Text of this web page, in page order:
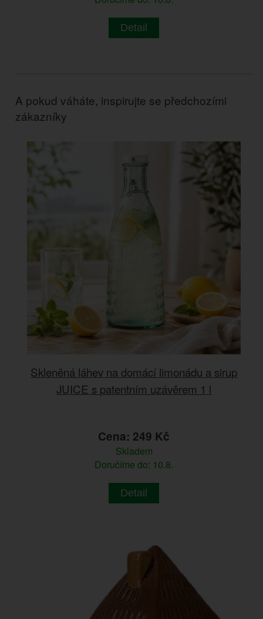
Detail
A pokud váháte, inspirujte se předchozími
zákazníky
Skleněná láhev na domácí limonádu a sirup
JUICE s patentním uzávěrem 1 l
Cena: 249 Kč
Skladem
Doručíme do: 10.8.
Detail